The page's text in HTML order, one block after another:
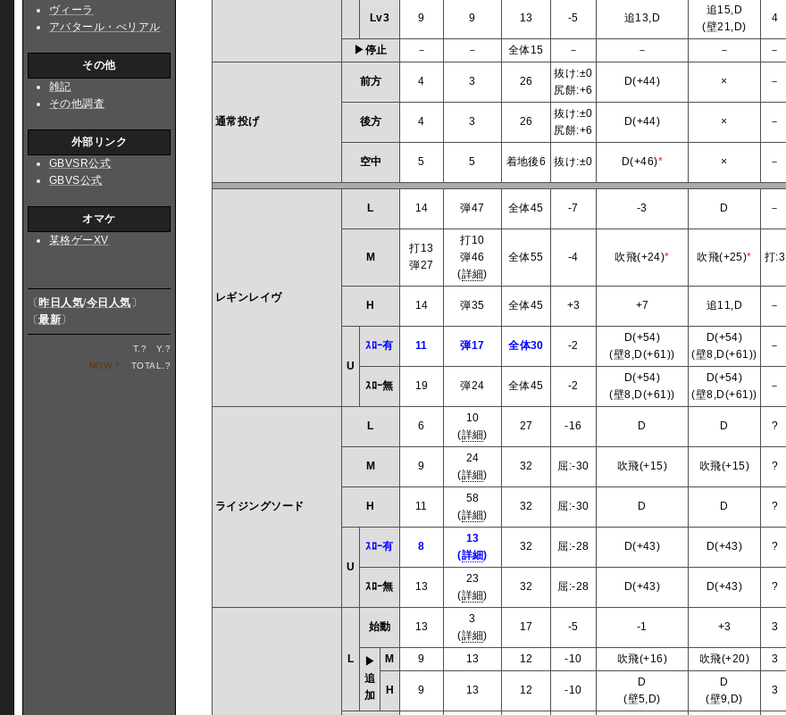
Lv3 9 9 13 -5 追13,D
追15,D
(壁21,D)
4
▶停止 － － 全体15 － － － －
通常投げ
前方 4 3 26
抜け:±0
尻餅:+6
D(+44) × －
後方 4 3 26
抜け:±0
尻餅:+6
D(+44) × －
空中 5 5 着地後6 抜け:±0 D(+46)* × －
レギンレイヴ
L 14 弾47 全体45 -7 -3 D －
M
打13
弾27
打10
弾46
(詳細)
全体55 -4 吹飛(+24)* 吹飛(+25)* 打:3
H 14 弾35 全体45 +3 +7 追11,D －
U
ｽﾛｰ有 11 弾17 全体30 -2
D(+54)
(壁8,D(+61))
D(+54)
(壁8,D(+61))
－
ｽﾛｰ無 19 弾24 全体45 -2
D(+54)
(壁8,D(+61))
D(+54)
(壁8,D(+61))
－
ライジングソード
L 6
10
(詳細)
27 -16 D D ?
M 9
24
(詳細)
32 屈:-30 吹飛(+15) 吹飛(+15) ?
H 11
58
(詳細)
32 屈:-30 D D ?
U
ｽﾛｰ有 8
13
(詳細)
32 屈:-28 D(+43) D(+43) ?
ｽﾛｰ無 13
23
(詳細)
32 屈:-28 D(+43) D(+43) ?
L
始動 13
3
(詳細)
17 -5 -1 +3 3
▶
追
加
M 9 13 12 -10 吹飛(+16) 吹飛(+20) 3
H 9 13 12 -10
D
(壁5,D)
D
(壁9,D)
3
ヴィーラ
アバタール・べリアル
その他
雑記
その他調査
外部リンク
GBVSR公式
GBVS公式
オマケ
某格ゲーXV
〔 昨日人気/今日人気 〕
〔最新〕
T. ? Y. ?
NOW. ? TOTAL. ?